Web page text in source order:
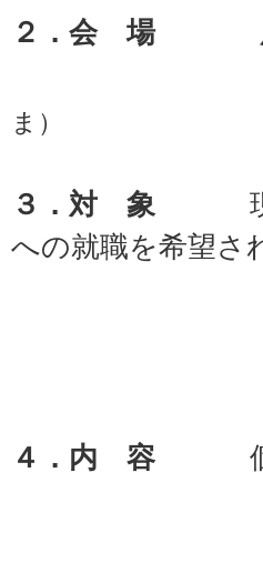
２．会 場
ま）
３．対 象 現在
への就職を希望さ
★保育士
（取得見
４．内 容
個
●履歴
●参加